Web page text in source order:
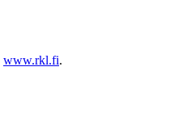
www.rkl.fi.